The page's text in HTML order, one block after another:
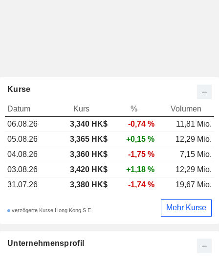
Unternehmensprofil
Kurse
Datum Kurs %
Volumen
06.08.26
3,340 HK$ -0,74 %
11,81 Mio.
05.08.26
3,365 HK$ +0,15 %
12,29 Mio.
04.08.26
3,360 HK$ -1,75 %
7,15 Mio.
03.08.26
3,420 HK$ +1,18 %
12,29 Mio.
31.07.26
3,380 HK$ -1,74 % 19,67 Mio.
verzögerte Kurse Hong Kong S.E. Mehr Kurse